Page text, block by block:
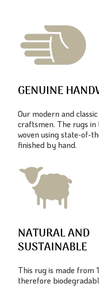
GENUINE
Our modern and
craftsmen. The rugs in
woven using state-of-
finished by hand.
NATURAL AND
SUSTAINABLE
This rug is made from
therefore